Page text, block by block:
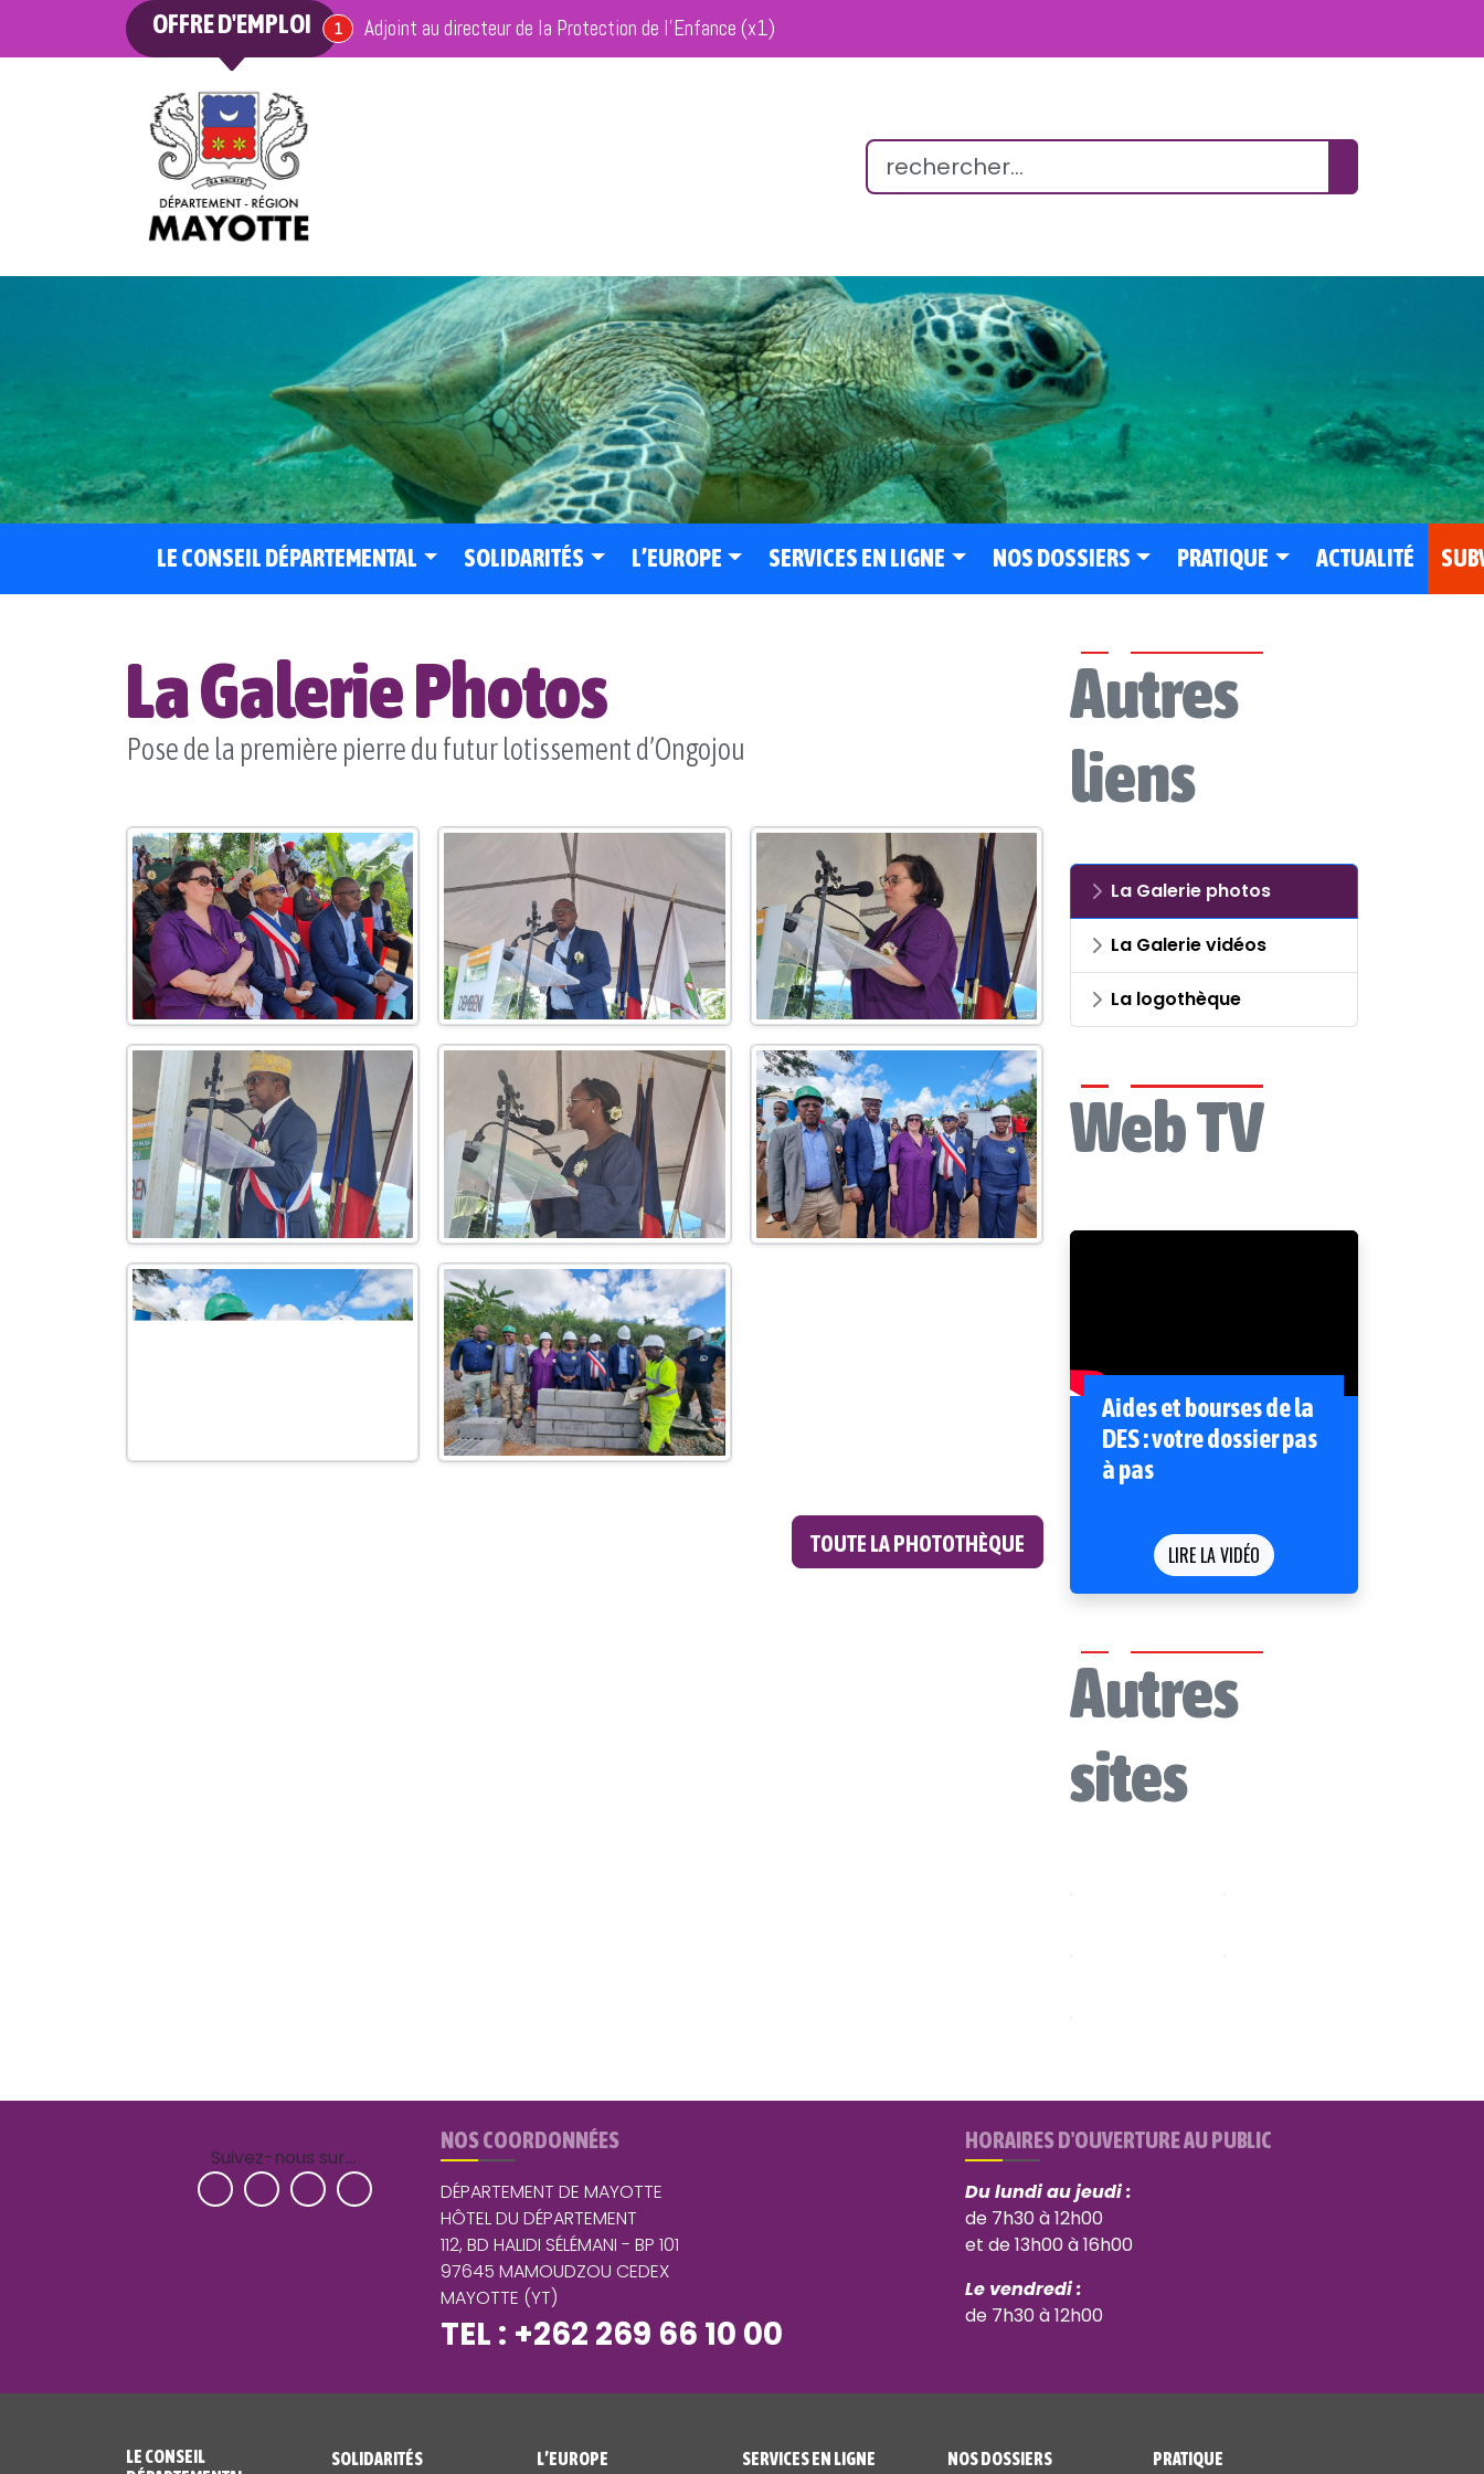
OFFRE D'EMPLOI 1offre en cours
Adjoint au directeur de la Protection de l’Enfance (x1)
LE CONSEIL DÉPARTEMENTAL SOLIDARITÉS L’EUROPE SERVICES EN LIGNE NOS DOSSIERS PRATIQUE ACTUALITÉ
La Galerie Photos
Pose de la première pierre du futur lotissement d’Ongojou
TOUTE LA PHOTOTHÈQUE
Autres
liens
La Galerie photos
La Galerie vidéos
La logothèque
Web TV
Aides et bourses de la
DES : votre dossier pas
à pas
LIRE LA VIDÉO
Autres
sites
Suivez-nous sur…
NOS COORDONNÉES
DÉPARTEMENT DE MAYOTTE
HÔTEL DU DÉPARTEMENT
112, BD HALIDI SÉLÉMANI - BP 101
97645 MAMOUDZOU CEDEX
MAYOTTE (YT)
TEL : +262 269 66 10 00
HORAIRES D'OUVERTURE AU PUBLIC
Du lundi au jeudi :
de 7h30 à 12h00
et de 13h00 à 16h00
Le vendredi :
de 7h30 à 12h00
LE CONSEIL
SOLIDARITÉS L’EUROPE SERVICES EN LIGNE NOS DOSSIERS PRATIQUE